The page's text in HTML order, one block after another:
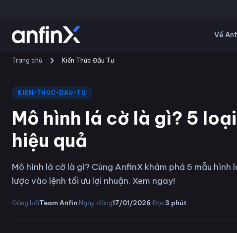
Về
Trang chủ Kiến Thức Đầu Tư
KIEN-THUC-DAU-TU
Mô hình lá cờ là gì? 5
hiệu quả
Mô hình lá cờ là gì? Cùng AnfinX khám phá 5 mẫu
lược vào lệnh tối ưu lợi nhuận. Xem ngay!
Đăng bởiTeam Anfin·Ngày đăng17/01/2026·Đọc3 phút